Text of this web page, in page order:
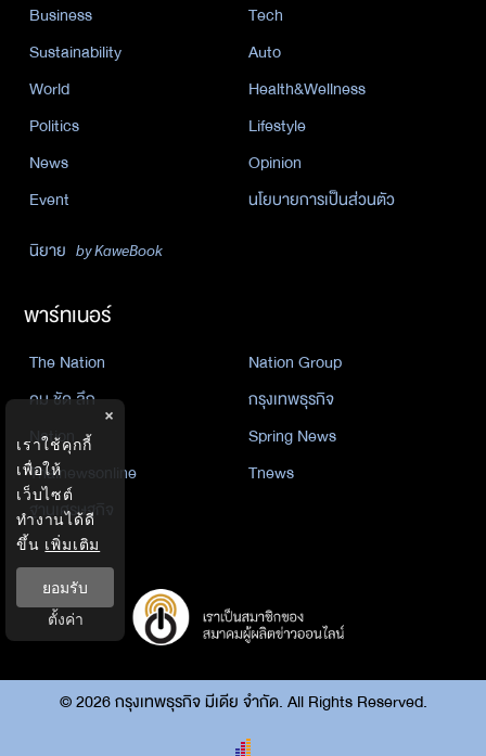
Business
Tech
Sustainability
Auto
World
Health&Wellness
Politics
Lifestyle
News
Opinion
Event
นโยบายการเป็นส่วนตัว
นิยาย by KaweBook
พาร์ทเนอร์
The Nation
Nation Group
คม ชัด ลึก
กรุงเทพธุรกิจ
Nation
Spring News
Thainewsonline
Tnews
ฐานเศรษฐกิจ
©2026กรุงเทพธุรกิจ มีเดีย จำกัด. All Rights Reserved.
×
เราใช้คุกกี้
เพื่อให้
เว็บไซต์
ทำงานได้ดี
ขึ้น เพิ่มเติม
ยอมรับ
ตั้งค่า